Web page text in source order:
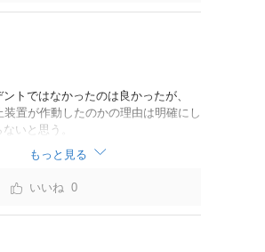
トではなかったのは良かったが、
装置が作動したのかの理由は明確にし
いと思う。
もっと見る
0